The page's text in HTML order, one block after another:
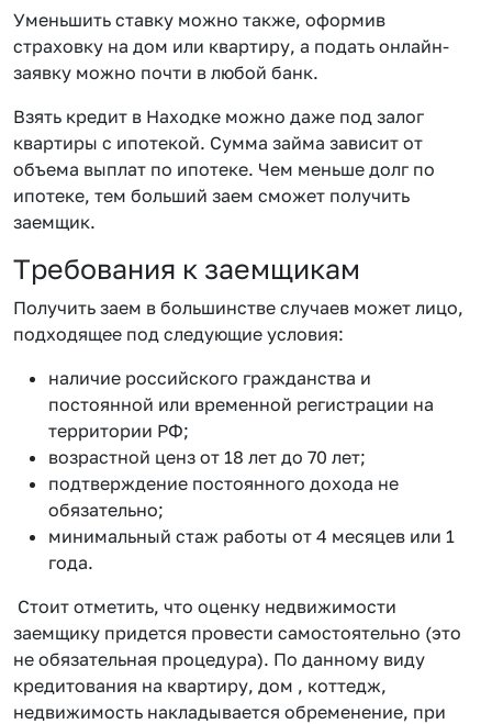
Уменьшить ставку можно также, оформив
страховку на дом или квартиру, а подать онлайн-
заявку можно почти в любой банк.
Взять кредит в Находке можно даже под залог
квартиры с ипотекой. Сумма займа зависит от
объема выплат по ипотеке. Чем меньше долг по
ипотеке, тем больший заем сможет получить
заемщик.
Требования к заемщикам
Получить заем в большинстве случаев может лицо,
подходящее под следующие условия:
наличие российского гражданства и
постоянной или временной регистрации на
территории РФ;
возрастной ценз от 18 лет до 70 лет;
подтверждение постоянного дохода не
обязательно;
минимальный стаж работы от 4 месяцев или 1
года.
Стоит отметить, что оценку недвижимости
заемщику придется провести самостоятельно (это
не обязательная процедура). По данному виду
кредитования на квартиру, дом , коттедж,
недвижимость накладывается обременение, при